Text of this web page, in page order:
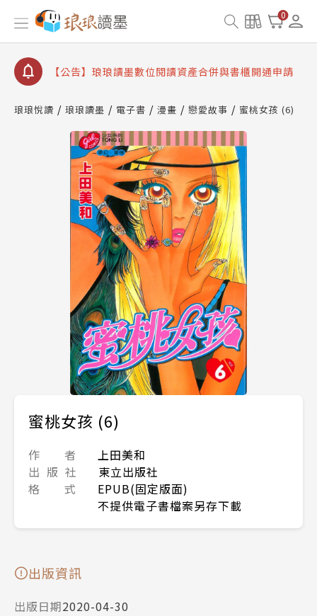
0
查詢
【公告】因 Readmoo 讀墨系統維護中，本站同步暫
停部分閱讀服務
【公告】琅琅讀墨 3 分鐘完成書櫃開通與資產合併申
【公告】琅琅書店服務升級重要說明及資產合併結果
查詢
【公告】因 Readmoo 讀墨系統維護中，本站同步暫
停部分閱讀服務
琅琅悅讀 琅琅讀墨 電子書 漫畫 戀愛故事 蜜桃女孩 (6)
蜜桃女孩 (6)
作 者
上田美和
出 版 社
東立出版社
格 式
EPUB(固定版面)
不提供電子書檔案另存下載
出版資訊
出版日期2020-04-30